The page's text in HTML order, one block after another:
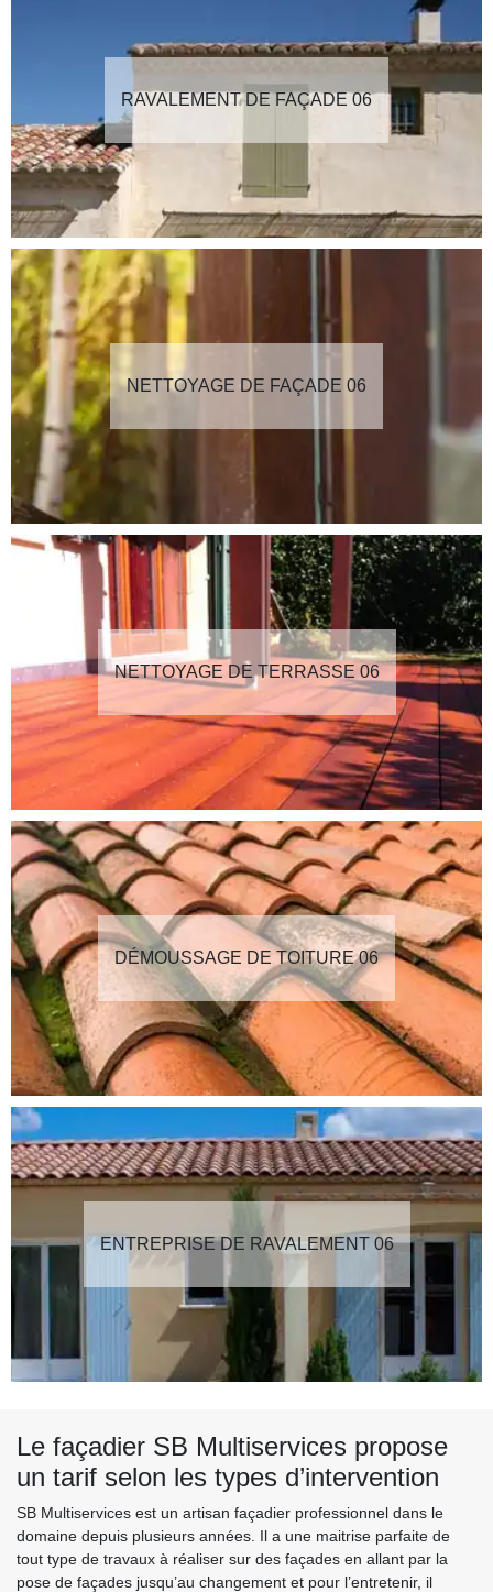
RAVALEMENT DE FAÇADE 06
NETTOYAGE DE FAÇADE 06
NETTOYAGE DE TERRASSE 06
DÉMOUSSAGE DE TOITURE 06
ENTREPRISE DE RAVALEMENT 06
Le façadier SB Multiservices propose
un tarif selon les types d’intervention
SB Multiservices est un artisan façadier professionnel dans le
domaine depuis plusieurs années. Il a une maitrise parfaite de
tout type de travaux à réaliser sur des façades en allant par la
pose de façades jusqu’au changement et pour l’entretenir, il